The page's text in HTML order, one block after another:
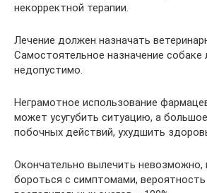
некорректной терапии.
Лечение должен назначать
Самостоятельное назначение собаке
недопустимо.
Неграмотное использование
может усугубить ситуацию, а
побочных действий, ухудшить
Окончательно вылечить невозможно,
бороться с симптомами, вероятность